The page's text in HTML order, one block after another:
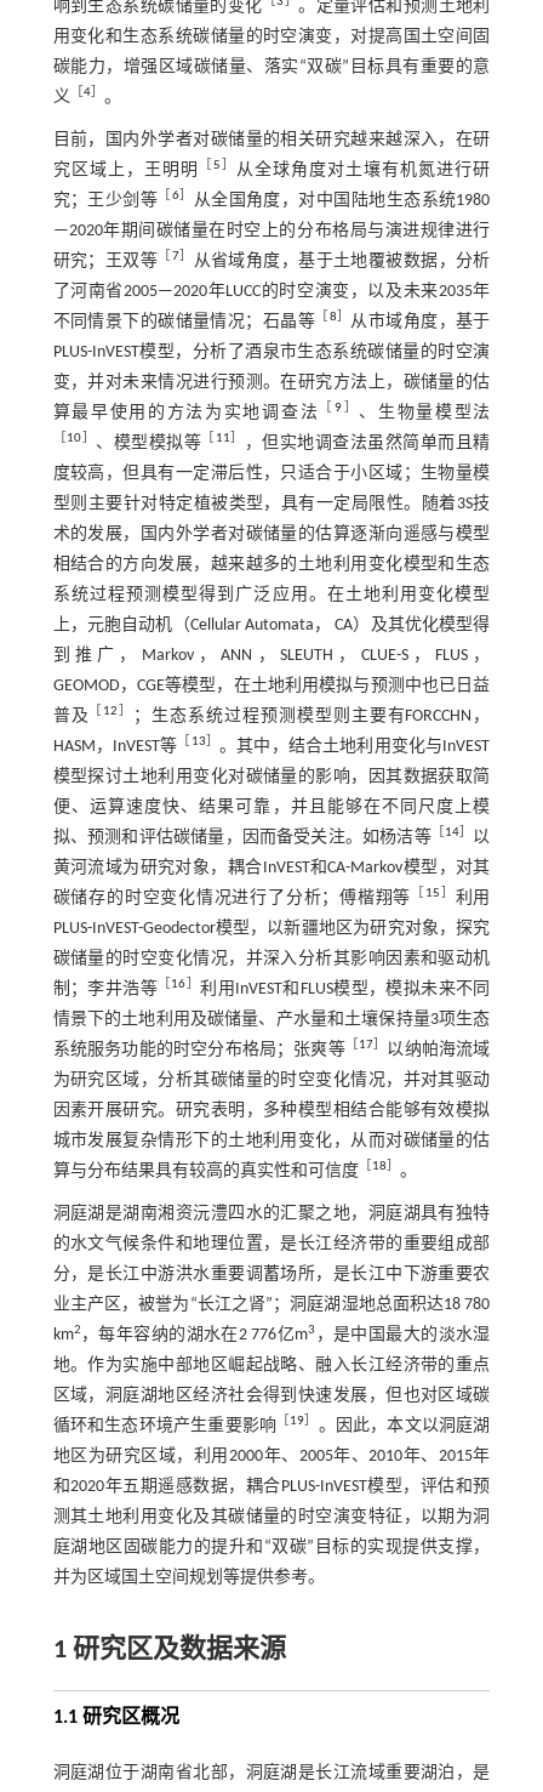
响到生态系统碳储量的变化
。定量评估和预测土地利
用变化和生态系统碳储量的时空演变，对提高国土空间固
碳能力，增强区域碳储量、落实“双碳”目标具有重要的意
义
4］ 。
目前，国内外学者对碳储量的相关研究越来越深入，在研
究区域上，王明明
5
从全球角度对土壤有机氮进行研
究；王少剑等
6］ 从全国角度，对中国陆地生态系统1980
—2020年期间碳储量在时空上的分布格局与演进规律进行
研究；王双等
7］ 从省域角度，基于土地覆被数据，分析
了河南省2005—2020年LUCC的时空演变，以及未来2035年
不同情景下的碳储量情况；石晶等
8
从市域角度，基于
PLUS-InVEST模型，分析了酒泉市生态系统碳储量的时空演
变，并对未来情况进行预测。在研究方法上，碳储量的估
算最早使用的方法为实地调查法
9］ 、生物量模型法
10 、模型模拟等 11
，但实地调查法虽然简单而且精
度较高，但具有一定滞后性，只适合于小区域；生物量模
型则主要针对特定植被类型，具有一定局限性。随着3S技
术的发展，国内外学者对碳储量的估算逐渐向遥感与模型
相结合的方向发展，越来越多的土地利用变化模型和生态
系统过程预测模型得到广泛应用。在土地利用变化模型
上，元胞自动机（Cellular Automata， CA）及其优化模型得
到推广，Markov，ANN，SLEUTH，CLUE-S，FLUS，
GEOMOD，CGE等模型，在土地利用模拟与预测中也已日益
普及
12
；生态系统过程预测模型则主要有FORCCHN，
HASM，InVEST等
13
。其中，结合土地利用变化与InVEST
模型探讨土地利用变化对碳储量的影响，因其数据获取简
便、运算速度快、结果可靠，并且能够在不同尺度上模
拟、预测和评估碳储量，因而备受关注。如杨洁等［ 14
以
黄河流域为研究对象，耦合InVEST和CA-Markov模型，对其
碳储存的时空变化情况进行了分析；傅楷翔等
15
利用
PLUS-InVEST-Geodector模型，以新疆地区为研究对象，探究
碳储量的时空变化情况，并深入分析其影响因素和驱动机
制；李井浩等
16 ］利用InVEST和FLUS模型，模拟未来不同
情景下的土地利用及碳储量、产水量和土壤保持量3项生态
系统服务功能的时空分布格局；张爽等［ 17
以纳帕海流域
为研究区域，分析其碳储量的时空变化情况，并对其驱动
因素开展研究。研究表明，多种模型相结合能够有效模拟
城市发展复杂情形下的土地利用变化，从而对碳储量的估
算与分布结果具有较高的真实性和可信度［ 18 。
洞庭湖是湖南湘资沅澧四水的汇聚之地，洞庭湖具有独特
的水文气候条件和地理位置，是长江经济带的重要组成部
分，是长江中游洪水重要调蓄场所，是长江中下游重要农
业主产区，被誉为“长江之肾”；洞庭湖湿地总面积达18 780
km2 ，每年容纳的湖水在2 776亿m3 ，是中国最大的淡水湿
地。作为实施中部地区崛起战略、融入长江经济带的重点
区域，洞庭湖地区经济社会得到快速发展，但也对区域碳
循环和生态环境产生重要影响
19
。因此，本文以洞庭湖
地区为研究区域，利用2000年、2005年、2010年、2015年
和2020年五期遥感数据，耦合PLUS-InVEST模型，评估和预
测其土地利用变化及其碳储量的时空演变特征，以期为洞
庭湖地区固碳能力的提升和“双碳”目标的实现提供支撑，
并为区域国土空间规划等提供参考。
1 研究区及数据来源
1.1 研究区概况
洞庭湖位于湖南省北部，洞庭湖是长江流域重要湖泊，是